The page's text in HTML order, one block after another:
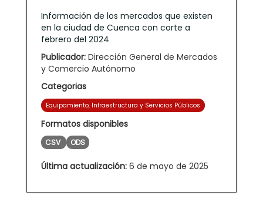
Información de los mercados que existen
en la ciudad de Cuenca con corte a
febrero del 2024
Publicador: Dirección General de Mercados
y Comercio Autónomo
Categorias
Equipamiento, Infraestructura y Servicios Públicos
Formatos disponibles
CSV ODS
Última actualización: 6 de mayo de 2025